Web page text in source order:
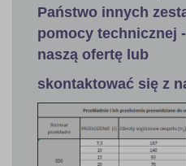
Państwo innych
pomocy technicznej
naszą ofertę lub
skontaktować się z